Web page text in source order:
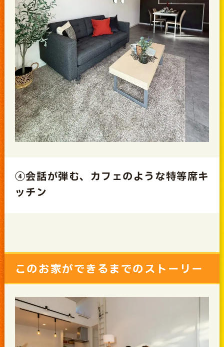
④会話が弾む、カフェのような特等席キ
ッチン
このお家ができるまでのストーリー